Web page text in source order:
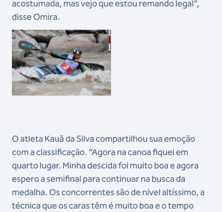
acostumada, mas vejo que estou remando legal”,
disse Omira.
O atleta Kauã da Silva compartilhou sua emoção
com a classificação. “Agora na canoa fiquei em
quarto lugar. Minha descida foi muito boa e agora
espero a semifinal para continuar na busca da
medalha. Os concorrentes são de nível altíssimo, a
técnica que os caras têm é muito boa e o tempo